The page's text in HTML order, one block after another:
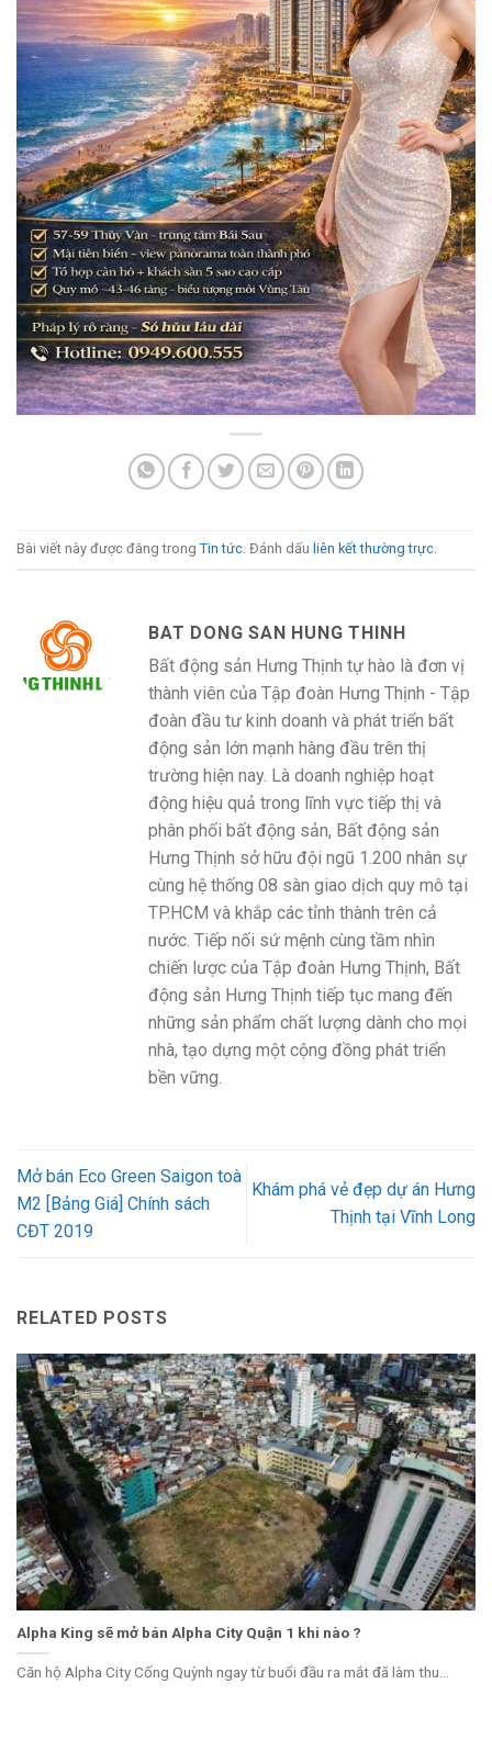
Bài viết này được đăng trong Tin tức. Đánh dấu liên kết thường trực.
BAT DONG SAN HUNG THINH
Bất động sản Hưng Thịnh tự hào là đơn vị
thành viên của Tập đoàn Hưng Thịnh - Tập
đoàn đầu tư kinh doanh và phát triển bất
động sản lớn mạnh hàng đầu trên thị
trường hiện nay. Là doanh nghiệp hoạt
động hiệu quả trong lĩnh vực tiếp thị và
phân phối bất động sản, Bất động sản
Hưng Thịnh sở hữu đội ngũ 1.200 nhân sự
cùng hệ thống 08 sàn giao dịch quy mô tại
TP.HCM và khắp các tỉnh thành trên cả
nước. Tiếp nối sứ mệnh cùng tầm nhìn
chiến lược của Tập đoàn Hưng Thịnh, Bất
động sản Hưng Thịnh tiếp tục mang đến
những sản phẩm chất lượng dành cho mọi
nhà, tạo dựng một cộng đồng phát triển
bền vững.
Mở bán Eco Green Saigon toà
M2 [Bảng Giá] Chính sách
CĐT 2019
Khám phá vẻ đẹp dự án Hưng
Thịnh tại Vĩnh Long
RELATED POSTS
Alpha King sẽ mở bán Alpha City Quận 1 khi nào ?
Căn hộ Alpha City Cống Quỳnh ngay từ buổi đầu ra mắt đã làm thu...